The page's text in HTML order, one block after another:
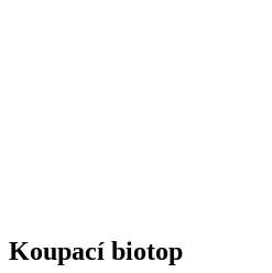
Koupací biotop